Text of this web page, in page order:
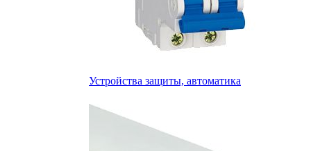
Устройства защиты, автоматика